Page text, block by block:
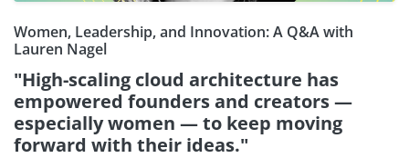
Women, Leadership, and Innovation: A Q&A with
Lauren Nagel
"High-scaling cloud architecture has
empowered founders and creators —
especially women — to keep moving
forward with their ideas."